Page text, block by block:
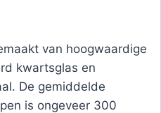
van hoogwaardige
kwartsglas en
De gemiddelde
is ongeveer 300